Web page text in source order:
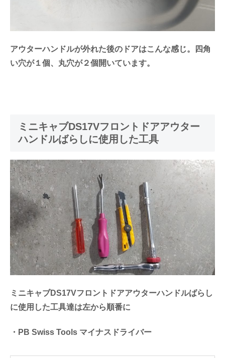
アウターハンドルが外れた後のドアはこんな感じ。四角
い穴が１個、丸穴が２個開いています。
ミニキャブDS17Vフロントドアアウター
ハンドルばらしに使用した工具
ミニキャブDS17Vフロントドアアウターハンドルばらし
に使用した工具達は左から順番に
・PB Swiss Tools マイナスドライバー